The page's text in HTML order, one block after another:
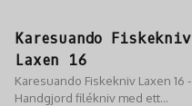
Karesuando Fiskekniv
Laxen 16
Karesuando Fiskekniv Laxen 16 -
Handgjord filékniv med ett